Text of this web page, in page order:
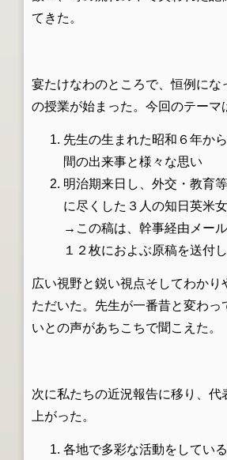
てきた。
宴たけなわのところで、恒例にな
の授業が始まった。今回のテーマ
先生の生まれた昭和６年か
間の出来事と様々な思い
明治期来日し、外交・教育
に尽くした３人の知日英米
→この稿は、幹事経由メー
１２枚におよぶ原稿を送付
広い視野と鋭い視点そしてわかり
ただいた。先生が一番昔と変わっ
いとの声があちこちで聞こえた。
次に私たちの近況報告に移り、代
上がった。
各地で多彩な活動をしている